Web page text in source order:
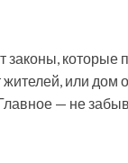
законы,
или дом
— не